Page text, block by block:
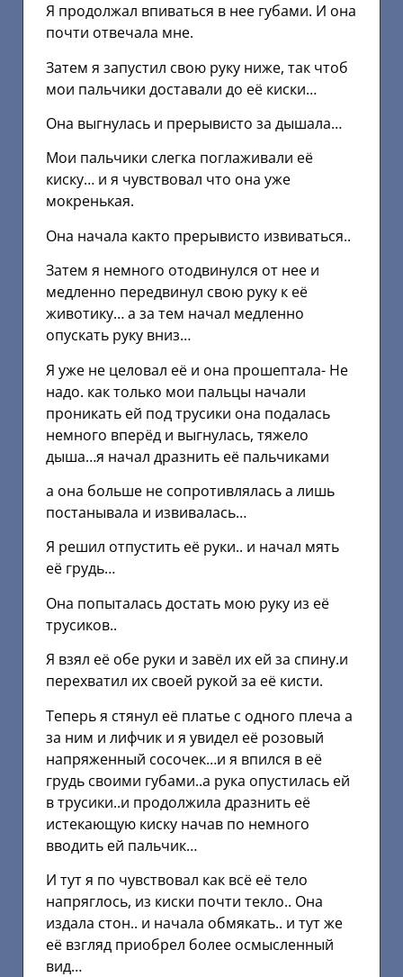
Я продолжал впиваться в нее губами. И она
почти отвечала мне.
Затем я запустил свою руку ниже, так чтоб
мои пальчики доставали до её киски…
Она выгнулась и прерывисто за дышала…
Мои пальчики слегка поглаживали её
киску… и я чувствовал что она уже
мокренькая.
Она начала както прерывисто извиваться..
Затем я немного отодвинулся от нее и
медленно передвинул свою руку к её
животику… а за тем начал медленно
опускать руку вниз…
Я уже не целовал её и она прошептала- Не
надо. как только мои пальцы начали
проникать ей под трусики она подалась
немного вперёд и выгнулась, тяжело
дыша…я начал дразнить её пальчиками
а она больше не сопротивлялась а лишь
постанывала и извивалась…
Я решил отпустить её руки.. и начал мять
её грудь…
Она попыталась достать мою руку из её
трусиков..
Я взял её обе руки и завёл их ей за спину.и
перехватил их своей рукой за её кисти.
Теперь я стянул её платье с одного плеча а
за ним и лифчик и я увидел её розовый
напряженный сосочек…и я впился в её
грудь своими губами..а рука опустилась ей
в трусики..и продолжила дразнить её
истекающую киску начав по немного
вводить ей пальчик…
И тут я по чувствовал как всё её тело
напряглось, из киски почти текло.. Она
издала стон.. и начала обмякать.. и тут же
её взгляд приобрел более осмысленный
вид…